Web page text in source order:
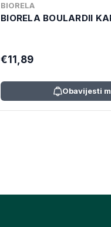
BIORELA
BIORELA BOULARDII
€11,89
Obavijesti